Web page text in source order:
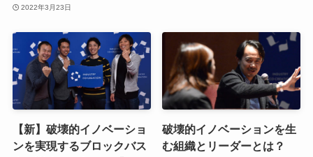
2022年3月23日
【新】破壊的イノベーショ
ンを実現するブロックバス
破壊的イノベーションを生
む組織とリーダーとは？